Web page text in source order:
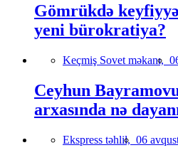
Gömrükdə
yeni bürokratiya?
Keçmiş Sovet məkanı,
Ceyhun
arxasında nə
Ekspress təhlil, 06